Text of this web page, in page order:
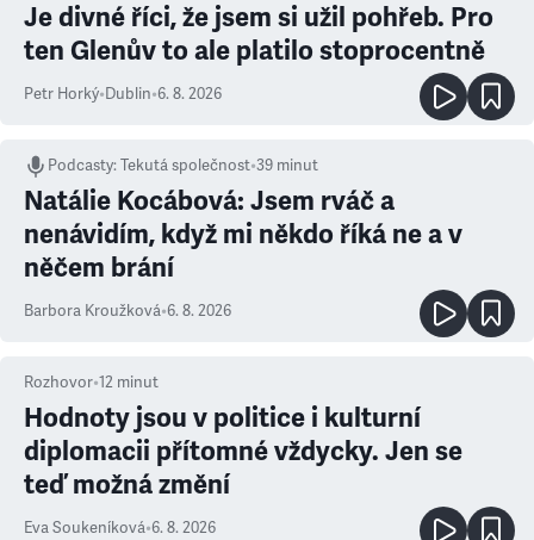
Je divné říci, že jsem si užil pohřeb. Pro
ten Glenův to ale platilo stoprocentně
Petr Horký•Dublin•6. 8. 2026
Podcasty:Tekutá společnost•39 minut
Natálie Kocábová: Jsem rváč a
nenávidím, když mi někdo říká ne a v
něčem brání
Barbora Kroužková•6. 8. 2026
Rozhovor•12 minut
Hodnoty jsou v politice i kulturní
diplomacii přítomné vždycky. Jen se
teď možná změní
Eva Soukeníková•6. 8. 2026